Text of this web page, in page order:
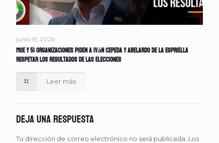
junio 19, 2026
MOE y 51 organizaciones piden a Iván Cepeda y Abelardo de la Espriella
respetar los resultados de las elecciones
Leer más
Deja una respuesta
Tu dirección de correo electrónico no será publicada. Los